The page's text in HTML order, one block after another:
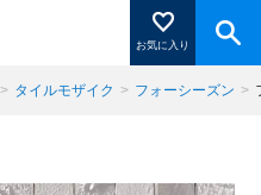
お気に入り
登録」を押すと登録した
> タイルモザイク > フォーシーズン >